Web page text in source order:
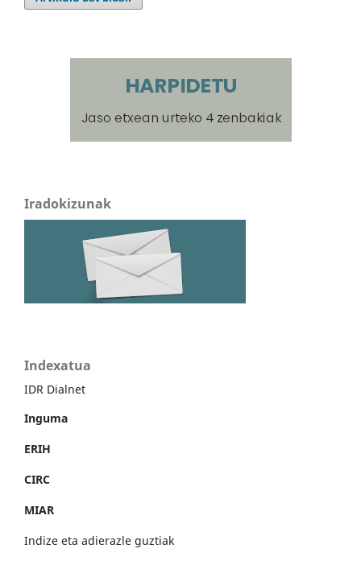
Iradokizunak
Indexatua
IDR Dialnet
Inguma
ERIH
CIRC
MIAR
Indize eta adierazle guztiak